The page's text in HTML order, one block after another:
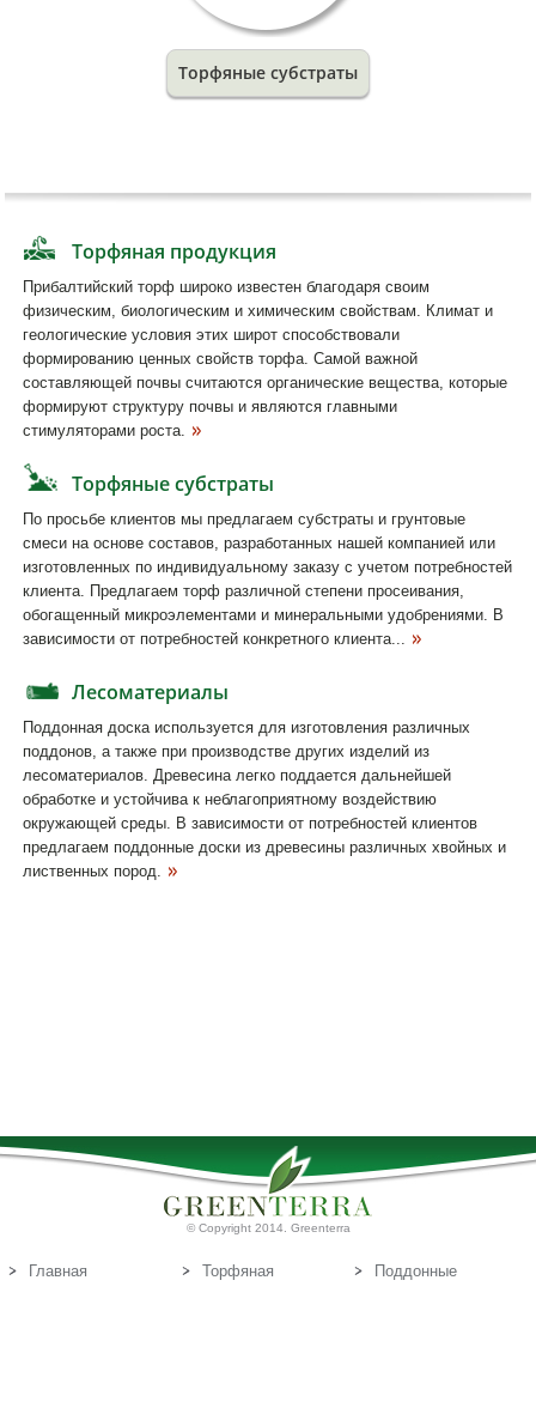
Торфяные субстраты
Торфяная продукция
Прибалтийский торф широко известен благодаря своим
физическим, биологическим и химическим свойствам. Климат и
геологические условия этих широт способствовали
формированию ценных свойств торфа. Самой важной
составляющей почвы считаются органические вещества, которые
формируют структуру почвы и являются главными
стимуляторами роста.
Торфяные субстраты
По просьбе клиентов мы предлагаем субстраты и грунтовые
смеси на основе составов, разработанных нашей компанией или
изготовленных по индивидуальному заказу с учетом потребностей
клиента. Предлагаем торф различной степени просеивания,
обогащенный микроэлементами и минеральными удобрениями. В
зависимости от потребностей конкретного клиента...
Лесоматериалы
Поддонная доска используется для изготовления различных
поддонов, а также при производстве других изделий из
лесоматериалов. Древесина легко поддается дальнейшей
обработке и устойчива к неблагоприятному воздействию
окружающей среды. В зависимости от потребностей клиентов
предлагаем поддонные доски из древесины различных хвойных и
лиственных пород.
© Copyright 2014. Greenterra
Главная
Торфяная
Поддонные